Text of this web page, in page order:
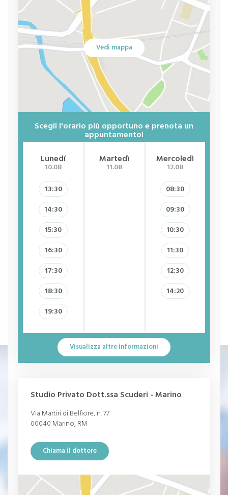
dolore durante i rapporti sessuali
Anorgasmia
Sindrome da deficit di attenzione e iperattività
Dolore
Depressione
Disgrafia
Discalculia
Dislessia
Dispareunia
Fobia
Ipocondria
Isteria
Disfunzione erettile
Premenopausa
Crisi
Paura
Mania
Violenza
Psicopatia
Dipendenza
Schiavitù sessuale
Disturbo d'ansia generalizzato
disturbo post traumatico da stress
Fobie
Vedi mappa
Scegli l'orario più opportuno e prenota un
appuntamento!
Lunedí
10.08
13:30
14:30
15:30
16:30
17:30
18:30
19:30
Martedì
11.08
Mercoledì
12.08
08:30
09:30
10:30
11:30
12:30
14:20
Visualizza altre informazioni
Studio Privato Dott.ssa Scuderi - Marino
Via Martiri di Belfiore, n. 77
00040 Marino, RM
Chiama il dottore